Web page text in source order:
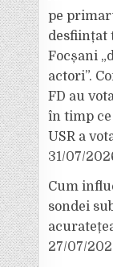
pe
desființat
Focșani
actori”.
FD au
în timp ce
USR a
31/07/
Cum
sondei
27/07/